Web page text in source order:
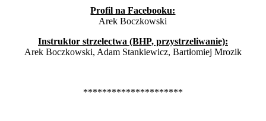
Profil na Facebooku:
Arek Boczkowski
Instruktor strzelectwa (BHP, przystrzeliwanie):
Arek Boczkowski, Adam Stankiewicz, Bartłomiej Mrozik
*********************